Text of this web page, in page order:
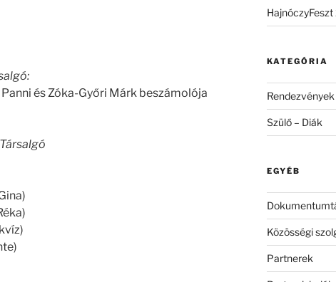
és Zóka-Győri Márk beszámolója
KATEGÓRIA
Rendezvények
Szülő – Diák
EGYÉB
Közösségi
Partnerek